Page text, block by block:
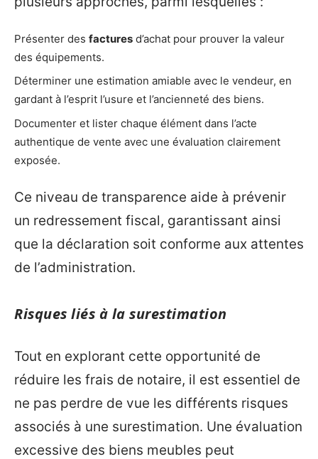
Présenter des factures d’achat pour prouver la valeur
des équipements.
Déterminer une estimation amiable avec le vendeur, en
gardant à l’esprit l’usure et l’ancienneté des biens.
Documenter et lister chaque élément dans l’acte
authentique de vente avec une évaluation clairement
exposée.
Ce niveau de transparence aide à prévenir
un redressement fiscal, garantissant ainsi
que la déclaration soit conforme aux attentes
de l’administration.
Risques liés à la surestimation
Tout en explorant cette opportunité de
réduire les frais de notaire, il est essentiel de
ne pas perdre de vue les différents risques
associés à une surestimation. Une évaluation
excessive des biens meubles peut